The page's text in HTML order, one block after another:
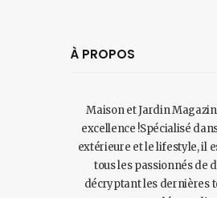
À PROPOS
Maison et Jardin
excellence !Spécialisé
extérieure et le lifestyle, il
tous les passionnés de
décryptant les dernières